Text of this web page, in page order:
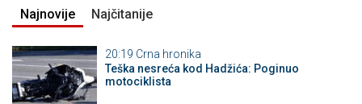
Najnovije Najčitanije
20:19 Crna hronika
Teška nesreća kod Hadžića: Poginuo
motociklista